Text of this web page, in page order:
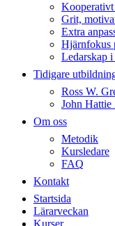
Kooperativt
Grit,
Extra
Hjärnfokus
Ledarskap
Tidigare
Ross W.
John Hattie
Om oss
Metodik
Kursledare
FAQ
Kontakt
Startsida
Lärarveckan
Kurser